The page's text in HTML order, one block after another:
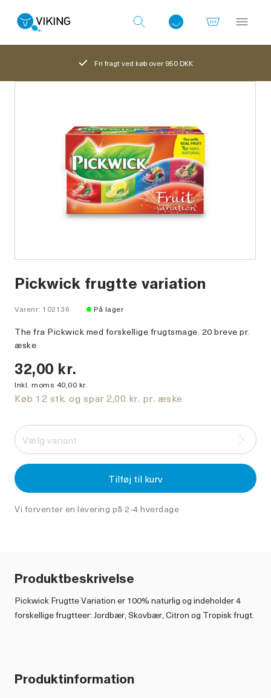
Fri fragt ved køb over 950 DKK
Pickwick frugtte variation
Varenr: 102136 På lager
The fra Pickwick med forskellige frugtsmage. 20 breve pr.
æske
32,00 kr.
Inkl. moms 40,00 kr.
Køb 12 stk. og spar 2,00 kr. pr. æske
Vælg variant
Tilføj til kurv
Vi forventer en levering på 2-4 hverdage
Produktbeskrivelse
Pickwick Frugtte Variation er 100% naturlig og indeholder 4
forskellige frugtteer: Jordbær, Skovbær, Citron og Tropisk frugt.
Produktinformation